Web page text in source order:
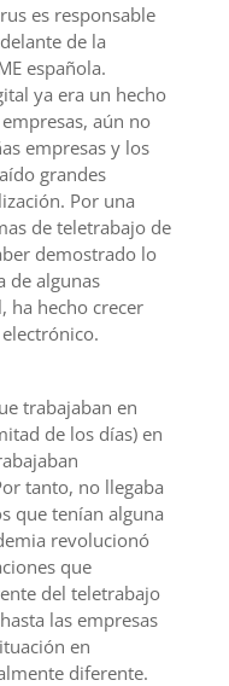
es responsable
de la
española.
ya era un hecho
aún no
empresas y los
grandes
Por una
de teletrabajo de
demostrado lo
de algunas
ha hecho crecer
trabajaban en
de los días) en
tanto, no llegaba
que tenían alguna
revolucionó
que
del teletrabajo
las empresas
en
diferente.